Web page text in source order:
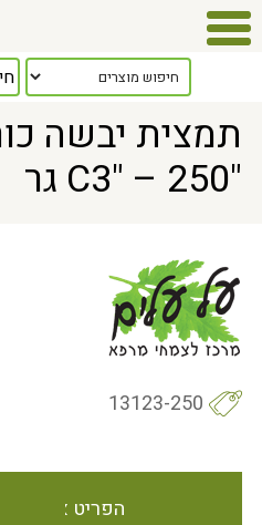
> תמצית יבשה כורכום 95% "C3" – 250 גר
"C3" – 250 גר
13123-250
הפריט אינו